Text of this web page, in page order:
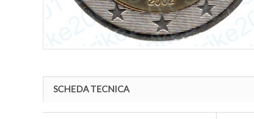
SCHEDA TECNICA